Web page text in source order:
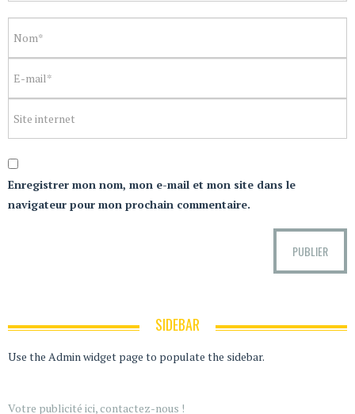
Enregistrer mon nom, mon e-mail et mon site dans le
navigateur pour mon prochain commentaire.
SIDEBAR
Use the Admin widget page to populate the sidebar.
Votre publicité ici, contactez-nous !